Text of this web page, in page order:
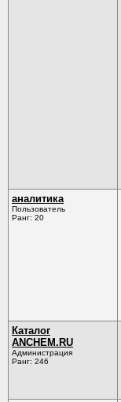
аналитика
Пользователь
Ранг: 20
Каталог
ANCHEM.RU
Администрация
Ранг: 246